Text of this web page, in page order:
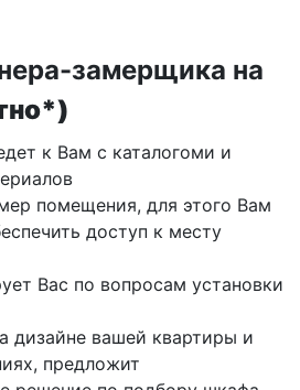
замерщика на
к Вам с каталогоми и
помещения, для этого Вам
доступ к месту
Вас по вопросам установки
дизайне вашей квартиры и
предложит